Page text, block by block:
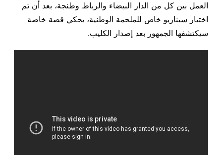
العمل بين كل من الدار البيضاء والرباط وطنجة، بعد أن تم
اختيار سيناريو خاص للملحمة الوطنية، يحكي قصة خاصة
سيكتشفها الجمهور بعد إصدار الكليب.